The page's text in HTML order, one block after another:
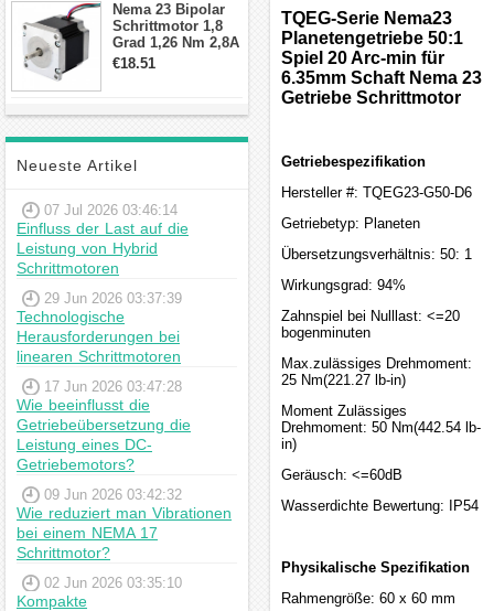
Nema 23 Bipolar
Schrittmotor 1,8
Grad 1,26 Nm 2,8A
2,5V 4 Drähte
€18.51
Neueste Artikel
07 Jul 2026 03:46:14
Einfluss der Last auf die
Leistung von Hybrid
Schrittmotoren
29 Jun 2026 03:37:39
Technologische
Herausforderungen bei
linearen Schrittmotoren
17 Jun 2026 03:47:28
Wie beeinflusst die
Getriebeübersetzung die
Leistung eines DC-
Getriebemotors?
09 Jun 2026 03:42:32
Wie reduziert man Vibrationen
bei einem NEMA 17
Schrittmotor?
02 Jun 2026 03:35:10
Kompakte
TQEG-Serie Nema23
Planetengetriebe 50:1
Spiel 20 Arc-min für
6.35mm Schaft Nema 23
Getriebe Schrittmotor
Getriebespezifikation
Hersteller #: TQEG23-G50-D6
Getriebetyp: Planeten
Übersetzungsverhältnis: 50: 1
Wirkungsgrad: 94%
Zahnspiel bei Nulllast: <=20
bogenminuten
Max.zulässiges Drehmoment:
25 Nm(221.27 lb-in)
Moment Zulässiges
Drehmoment: 50 Nm(442.54 lb-
in)
Geräusch: <=60dB
Wasserdichte Bewertung: IP54
Physikalische Spezifikation
Rahmengröße: 60 x 60 mm